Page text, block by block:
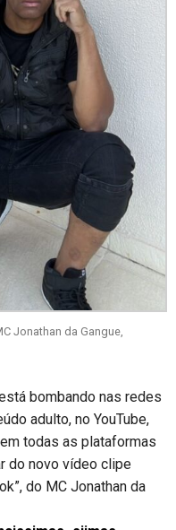
Jonathan da Gangue,
bombando nas redes
adulto, no YouTube,
todas as plataformas
do novo vídeo clipe
do MC Jonathan da